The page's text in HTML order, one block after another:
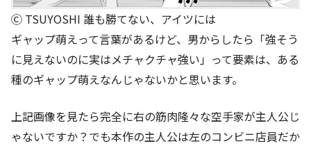
Ⓒ TSUYOSHI 誰も勝てない、アイツには
ギャップ萌えって言葉があるけど、男からしたら「強そう
に見えないのに実はメチャクチャ強い」って要素は、ある
種のギャップ萌えなんじゃないかと思います。
上記画像を見たら完全に右の筋肉隆々な空手家が主人公じ
ゃないですか？でも本作の主人公は左のコンビニ店員だか